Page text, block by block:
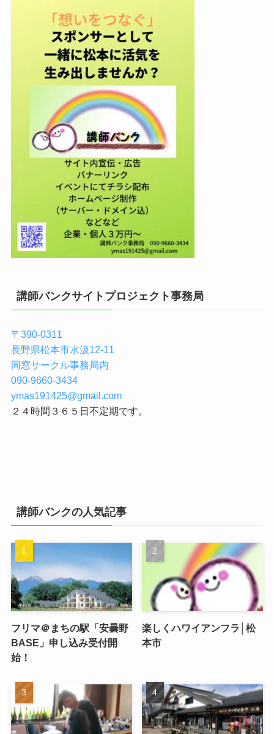
講師バンクサイトプロジェクト事務局
〒390-0311
長野県松本市水汲12-11
同窓サークル事務局内
090-9660-3434
ymas191425@gmail.com
２４時間３６５日不定期です。
講師バンクの人気記事
フリマ＠まちの駅「安曇野
BASE」申し込み受付開
始！
楽しくハワイアンフラ│松
本市